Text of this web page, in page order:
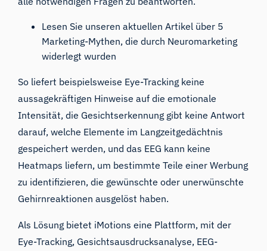
Lesen Sie unseren aktuellen Artikel über 5
Marketing-Mythen, die durch Neuromarketing
widerlegt wurden
So liefert beispielsweise Eye-Tracking keine
aussagekräftigen Hinweise auf die emotionale
Intensität, die Gesichtserkennung gibt keine Antwort
darauf, welche Elemente im Langzeitgedächtnis
gespeichert werden, und das EEG kann keine
Heatmaps liefern, um bestimmte Teile einer Werbung
zu identifizieren, die gewünschte oder unerwünschte
Gehirnreaktionen ausgelöst haben.
Als Lösung bietet iMotions eine Plattform, mit der
Eye-Tracking, Gesichtsausdrucksanalyse, EEG-